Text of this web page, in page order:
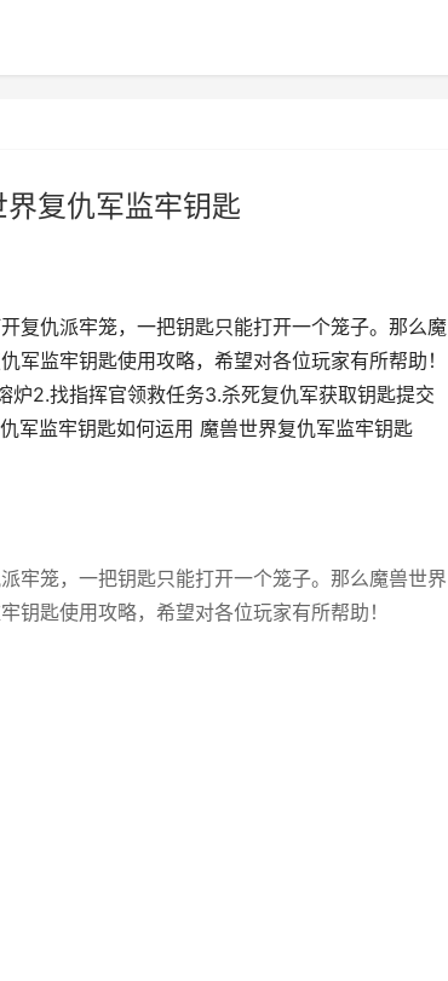
复仇军监牢钥匙
复仇派牢笼，一把钥匙只能打开一个笼子。那么魔
军监牢钥匙使用攻略，希望对各位玩家有所帮助！
炉2.找指挥官领救任务3.杀死复仇军获取钥匙提交
军监牢钥匙如何运用 魔兽世界复仇军监牢钥匙
牢笼，一把钥匙只能打开一个笼子。那么魔兽世界
钥匙使用攻略，希望对各位玩家有所帮助！